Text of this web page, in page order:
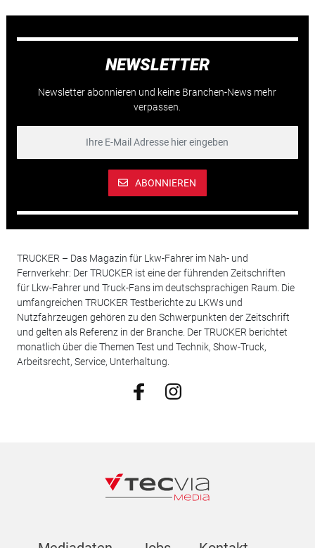
NEWSLETTER
Newsletter abonnieren und keine Branchen-News mehr
verpassen.
ABONNIEREN
TRUCKER – Das Magazin für Lkw-Fahrer im Nah- und
Fernverkehr: Der TRUCKER ist eine der führenden Zeitschriften
für Lkw-Fahrer und Truck-Fans im deutschsprachigen Raum. Die
umfangreichen TRUCKER Testberichte zu LKWs und
Nutzfahrzeugen gehören zu den Schwerpunkten der Zeitschrift
und gelten als Referenz in der Branche. Der TRUCKER berichtet
monatlich über die Themen Test und Technik, Show-Truck,
Arbeitsrecht, Service, Unterhaltung.